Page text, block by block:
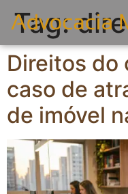
Tag:
Direitos do
caso de
de imóvel